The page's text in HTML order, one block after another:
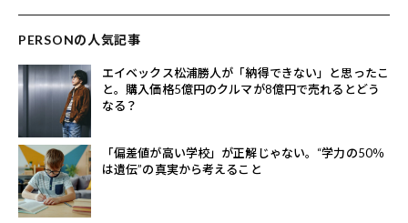
PERSONの人気記事
エイベックス松浦勝人が「納得できない」と思ったこ
と。購入価格5億円のクルマが8億円で売れるとどう
なる？
「偏差値が高い学校」が正解じゃない。“学力の50％
は遺伝”の真実から考えること